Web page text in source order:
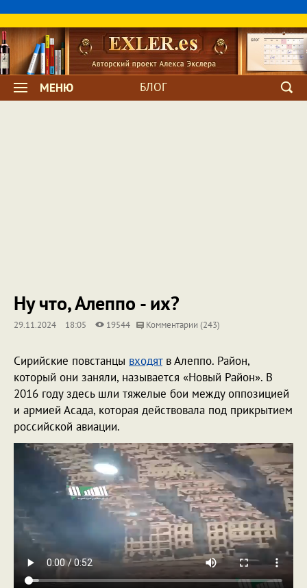
МЕНЮ БЛОГ
Ну что, Алеппо - их?
29.11.2024 18:05 19544 Комментарии (243)
Сирийские повстанцы входятв Алеппо. Район,
который они заняли, называется «Новый Район». В
2016 году здесь шли тяжелые бои между оппозицией
и армией Асада, которая действовала под прикрытием
российской авиации.